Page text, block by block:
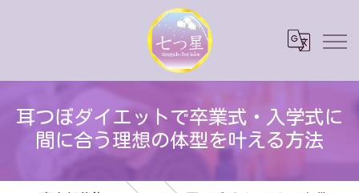
耳つぼダイエットで卒業式・入学式に
間に合う理想の体型を叶える方法